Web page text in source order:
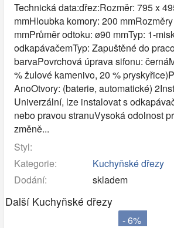
Technická data:dřez:Rozměr: 795 x
mmHloubka komory: 200
mmPrůměr odtoku: ø90 mmTyp: 1-
odkapávačemTyp: Zapuštěné do
barvaPovrchová úprava sifonu:
% žulové kamenivo, 20 %
AnoOtvory: (baterie, automatické)
Univerzální, lze instalovat s
nebo pravou stranuVysoká odolnost
změně...
Styl:
Kategorie:
Kuchyňské dřezy
Dodání:
skladem
Další Kuchyňské dřezy
- 6%